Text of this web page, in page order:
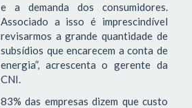
e a demanda dos consumidores.
Associado a isso é imprescindível
revisarmos a grande quantidade de
subsídios que encarecem a conta de
energia”, acrescenta o gerente da
CNI.
83% das empresas dizem que custo